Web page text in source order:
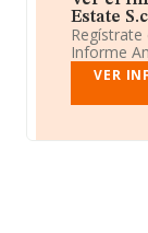
Estate
Informe
VER